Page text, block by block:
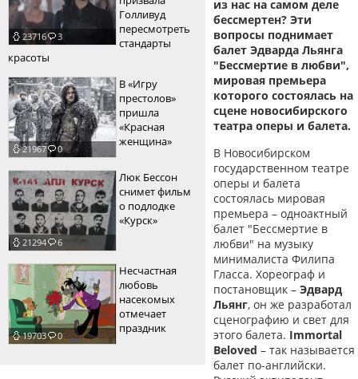
пїЅпїЅпїЅ
пїЅпїЅпїЅпїЅпїЅпїЅпїЅпїЅпїЅпїЅпїЅ
пїЅпїЅпїЅ
пїЅпїЅпїЅпїЅпїЅпїЅпїЅпїЅпїЅ
пїЅпїЅпїЅ пїЅпїЅпїЅпїЅпїЅ
пїЅпїЅпїЅ пїЅпїЅпїЅпїЅпїЅпїЅ
пїЅпїЅпїЅпїЅпїЅ
пїЅпїЅпїЅпїЅпїЅпїЅпїЅпїЅпїЅпїЅ
пїЅпїЅпїЅпїЅпїЅпїЅпїЅпїЅпїЅпїЅ
23716 3
Голливуд
пересмотреть
стандарты
красоты
21967 0
В «Игру
престолов»
пришла
«Красная
женщина»
21294 6
Люк Бессон
снимет фильм
о подлодке
«Курск»
19703 0
Несчастная
любовь
насекомых
отмечает
праздник
из нас на самом деле
бессмертен? Эти
вопросы поднимает
балет Эдварда Льянга
"Бессмертие в любви",
мировая премьера
которого состоялась на
сцене новосибирского
театра оперы и балета.
В Новосибирском
государственном театре
оперы и балета
состоялась мировая
премьера – одноактный
балет "Бессмертие в
любви" на музыку
минималиста Филипа
Гласса. Хореограф и
постановщик – Эдвард
Льянг, он же разработал
сценографию и свет для
этого балета. Immortal
Beloved – так называется
балет по-английски.